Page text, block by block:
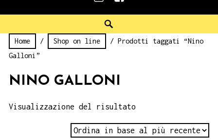
Home / Shop on line
/ Prodotti taggati “Nino
Galloni”
NINO GALLONI
Visualizzazione del risultato